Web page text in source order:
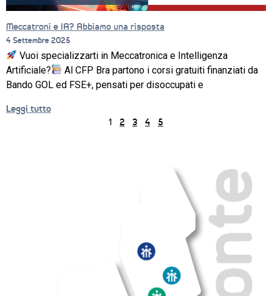
Meccatroni e IA? Abbiamo una risposta
4 Settembre 2025
Vuoi specializzarti in Meccatronica e Intelligenza
Artificiale?
Al CFP Bra partono i corsi gratuiti finanziati da
Bando GOL ed FSE+, pensati per disoccupati e
Leggi tutto
1 2 3 4 5